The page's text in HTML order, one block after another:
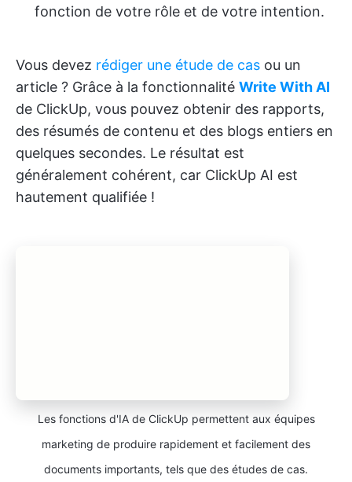
fonction de votre rôle et de votre intention.
Vous devez rédiger une étude de cas ou un
article ? Grâce à la fonctionnalité Write With AI
de ClickUp, vous pouvez obtenir des rapports,
des résumés de contenu et des blogs entiers en
quelques secondes. Le résultat est
généralement cohérent, car ClickUp AI est
hautement qualifiée !
Les fonctions d'IA de ClickUp permettent aux équipes
marketing de produire rapidement et facilement des
documents importants, tels que des études de cas.